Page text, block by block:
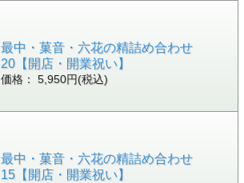
最中・菓音・六花の精詰め合わせ
20【開店・開業祝い】
価格： 5,950円(税込)
最中・菓音・六花の精詰め合わせ
15【開店・開業祝い】